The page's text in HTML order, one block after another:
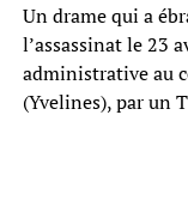
Un drame qui a
l’assassinat le 23
administrative au
(Yvelines), par un